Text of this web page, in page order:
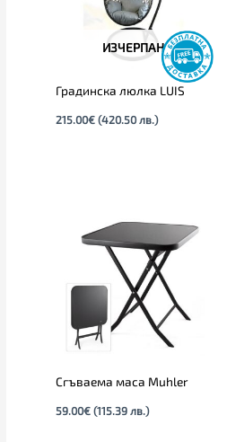
ИЗЧЕРПАН
Градинска люлка LUIS
215.00€ (420.50 лв.)
Сгъваема маса Muhler
59.00€ (115.39 лв.)